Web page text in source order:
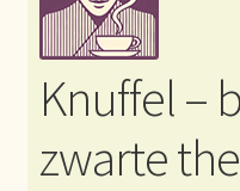
Bezahlung und Rabatte
Bienvenue dans notre
Bio-Zertifikate
Knuffel –
zwarte